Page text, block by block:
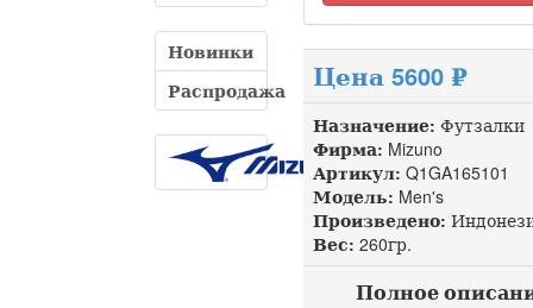
Новинки
Распродажа
Цена 5600 ₽
Назначение: Футзалки
Фирма: Mizuno
Артикул: Q1GA165101
Модель: Men's
Произведено:
Вес: 260гр.
Полное